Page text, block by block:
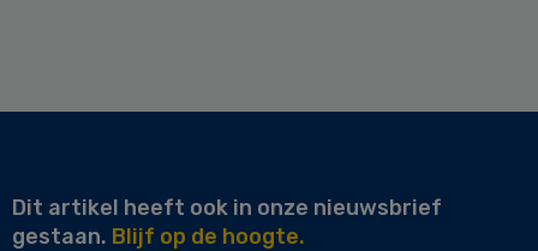
Dit artikel heeft ook in onze nieuwsbrief
gestaan. Blijf op de hoogte.